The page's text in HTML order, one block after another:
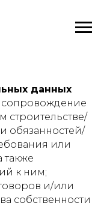
данных
сопровождение
строительстве/
обязанностей/
или
также
к ним;
и/или
собственности